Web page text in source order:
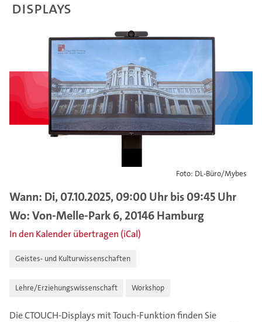
Displays
Foto: DL-Büro/Mybes
Wann: Di, 07.10.2025, 09:00 Uhr bis 09:45 Uhr
Wo: Von-Melle-Park 6, 20146 Hamburg
In den Kalender übertragen (iCal)
Geistes- und Kulturwissenschaften
Lehre/Erziehungswissenschaft Workshop
Die CTOUCH-Displays mit Touch-Funktion finden Sie